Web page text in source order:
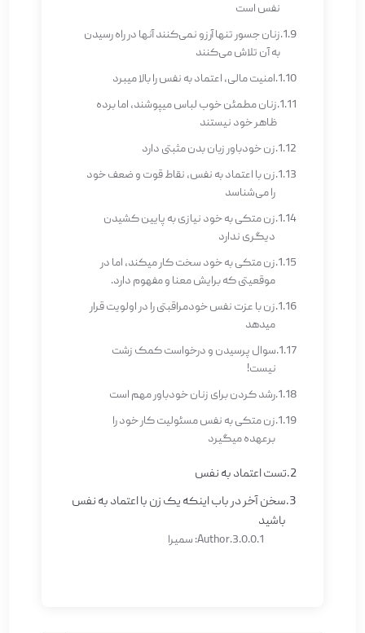
نفس است
زنان جسور تنها آرزو نمی­‌کنند آن­ها در راه رسیدن
به آن تلاش می‌­کنند
امنیت مالی، اعتماد به نفس را بالا می­برد
زنان مطمئن خوب لباس می­پوشند، اما برده
ظاهر خود نیستند
زن خودباور زبان بدن مثبتی دارد
زن با اعتماد به نفس، نقاط قوت و ضعف خود
را می‌شناسد
زن متکی به خود نیازی به پایین کشیدن
دیگری ندارد
زن متکی به خود سخت کار می­کند، اما در
موقعیتی که برایش معنا و مفهوم دارد.
زن با عزت نفس خودمراقبتی را در اولویت قرار
می­دهد
سوال پرسیدن و درخواست کمک زشت
نیست!
رشد کردن برای زنان خودباور مهم است
زن متکی به نفس مسئولیت کار خود را
برعهده می­گیرد
تست اعتماد به نفس
سخن آخر در باب اینکه یک زن با اعتماد به نفس
باشید
Author: سمیرا